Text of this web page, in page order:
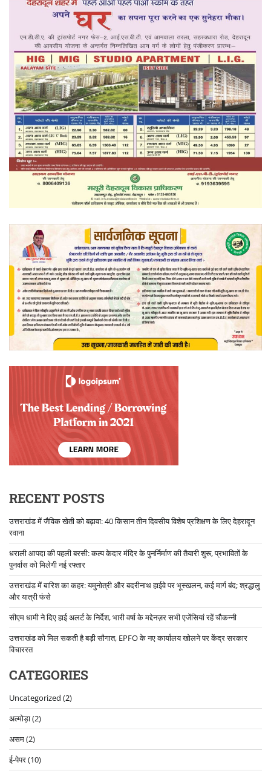
RECENT POSTS
उत्तराखंड में जैविक खेती को बढ़ावा: 40 किसान तीन दिवसीय विशेष प्रशिक्षण के लिए देहरादून
रवाना
धराली आपदा की पहली बरसी: कल्प केदार मंदिर के पुनर्निर्माण की तैयारी शुरू, प्रभावितों के
पुनर्वास को मिलेगी नई रफ्तार
उत्तराखंड में बारिश का कहर: यमुनोत्री और बदरीनाथ हाईवे पर भूस्खलन, कई मार्ग बंद; श्रद्धालु
और यात्री फंसे
सीएम धामी ने दिए हाई अलर्ट के निर्देश, भारी वर्षा के मद्देनज़र सभी एजेंसियां रहें चौकन्नी
उत्तराखंड को मिल सकती है बड़ी सौगात, EPFO के नए कार्यालय खोलने पर केंद्र सरकार
विचाररत
CATEGORIES
Uncategorized (2)
अल्मोड़ा(2)
असम(2)
ई-पेपर(10)